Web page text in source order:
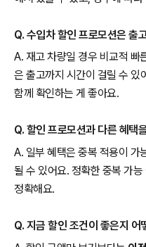
Q. 수입차 할인 프로모션은 출
A. 재고 차량일 경우 비교적 빠
은 출고까지 시간이 걸릴 수 있
함께 확인하는 게 좋아요.
Q. 할인 프로모션과 다른 혜택
A. 일부 혜택은 중복 적용이 가
될 수 있어요. 정확한 중복 가
정확해요.
Q. 지금 할인 조건이 좋은지 어